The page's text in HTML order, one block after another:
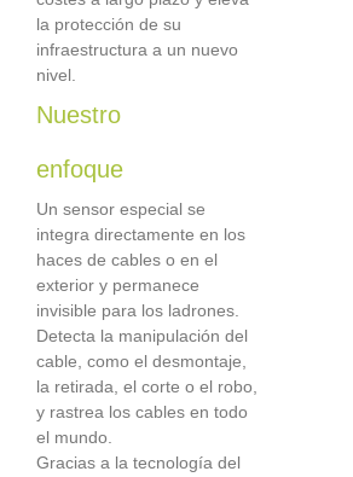
la protección de su
infraestructura a un nuevo
nivel.
Nuestro
enfoque
Un sensor especial se
integra directamente en los
haces de cables o en el
exterior y permanece
invisible para los ladrones.
Detecta la manipulación del
cable, como el desmontaje,
la retirada, el corte o el robo,
y rastrea los cables en todo
el mundo.
Gracias a la tecnología del